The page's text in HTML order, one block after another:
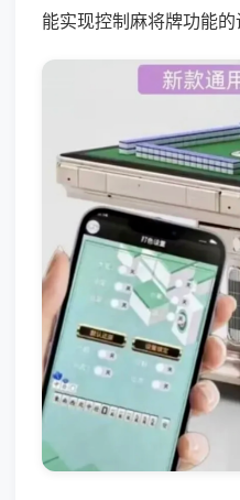
能实现控制麻将牌功能的